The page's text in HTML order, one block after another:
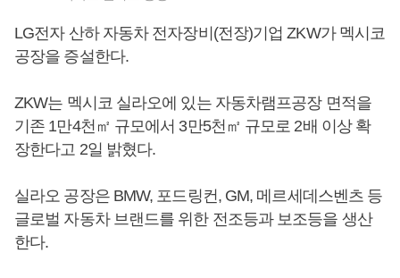
LG전자 산하 자동차 전자장비(전장)기업 ZKW가 멕시코
공장을 증설한다.
ZKW는 멕시코 실라오에 있는 자동차램프공장 면적을
기존 1만4천㎡ 규모에서 3만5천㎡ 규모로 2배 이상 확
장한다고 2일 밝혔다.
실라오 공장은 BMW, 포드링컨, GM, 메르세데스벤츠 등
글로벌 자동차 브랜드를 위한 전조등과 보조등을 생산
한다.